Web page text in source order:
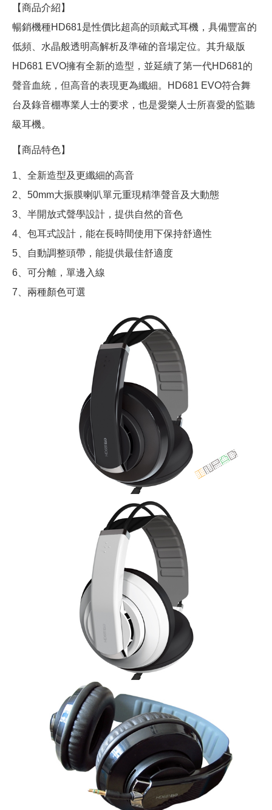
【商品介紹】
暢銷機種HD681是性價比超高的頭戴式耳機，具備豐富的
低頻、水晶般透明高解析及準確的音場定位。其升級版
HD681 EVO擁有全新的造型，並延續了第一代HD681的
聲音血統，但高音的表現更為纖細。HD681 EVO符合舞
台及錄音棚專業人士的要求，也是愛樂人士所喜愛的監聽
級耳機。
【商品特色】
1、全新造型及更纖細的高音
2、50mm大振膜喇叭單元重現精準聲音及大動態
3、半開放式聲學設計，提供自然的音色
4、包耳式設計，能在長時間使用下保持舒適性
5、自動調整頭帶，能提供最佳舒適度
6、可分離，單邊入線
7、兩種顏色可選